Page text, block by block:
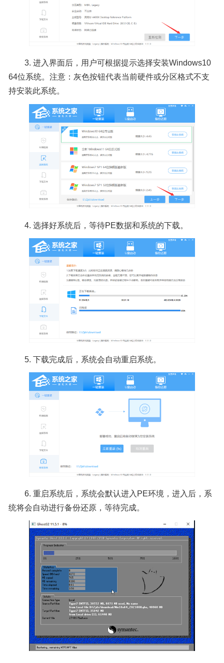
3. 进入界面后，用户可根据提示选择安装Windows10
64位系统。注意：灰色按钮代表当前硬件或分区格式不支
持安装此系统。
4. 选择好系统后，等待PE数据和系统的下载。
5. 下载完成后，系统会自动重启系统。
6. 重启系统后，系统会默认进入PE环境，进入后，系
统将会自动进行备份还原，等待完成。